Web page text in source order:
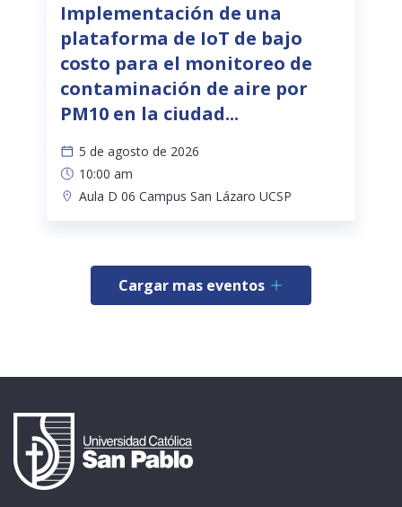
Implementación de una
plataforma de IoT de bajo
costo para el monitoreo de
contaminación de aire por
PM10 en la ciudad...
5 de agosto de 2026
10:00 am
Aula D 06 Campus San Lázaro UCSP
Cargar mas eventos